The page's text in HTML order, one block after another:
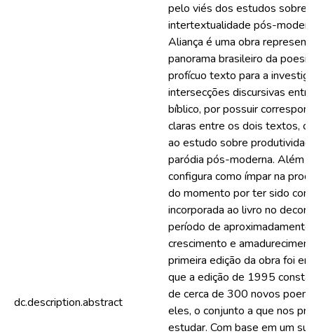
dc.description.abstract
pelo viés dos estudos sobre
intertextualidade pós-
Aliança é uma obra
panorama brasileiro da
profícuo texto para a
intersecções discursivas
bíblico, por possuir
claras entre os dois textos, o
ao estudo sobre
paródia pós-moderna. Além
configura como ímpar na
do momento por ter sido
incorporada ao livro no
período de
crescimento e
primeira edição da obra foi
que a edição de 1995 consta
de cerca de 300 novos
eles, o conjunto a que nos
estudar. Com base em um